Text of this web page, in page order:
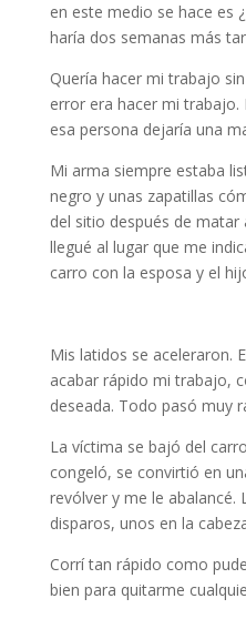
en este medio se hace es
haría dos semanas más
Quería hacer mi trabajo
error era hacer mi trabajo.
esa persona dejaría una
Mi arma siempre estaba
negro y unas zapatillas
del sitio después de matar
llegué al lugar que me
carro con la esposa y el
Mis latidos se aceleraron.
acabar rápido mi trabajo,
deseada. Todo pasó muy
La víctima se bajó del
congeló, se convirtió en
revólver y me le abalancé.
disparos, unos en la
Corrí tan rápido como
bien para quitarme